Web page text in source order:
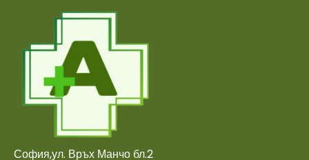
София,ул. Връх Манчо бл.2